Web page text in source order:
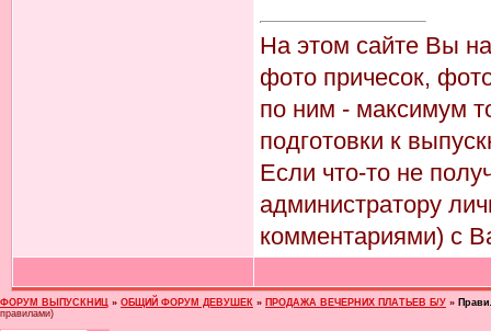
На этом сайте Вы
фото причесок,
по ним - максимум
подготовки к
Если что-то не
администратору
комментариями) с
ФОРУМ ВЫПУСКНИЦ » ОБЩИЙ ФОРУМ ДЕВУШЕК » ПРОДАЖА ВЕЧЕРНИХ ПЛАТЬЕВ Б/У »
правилами)